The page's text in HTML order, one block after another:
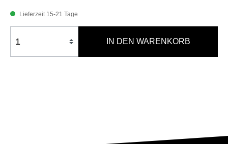
Lieferzeit 15-21 Tage
IN DEN WARENKORB